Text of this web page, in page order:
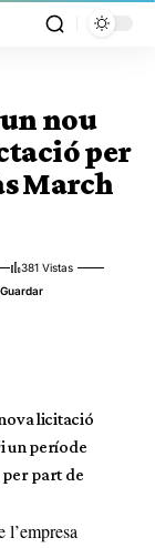
nou
per
March
381 Vistas
licitació
un període
per part de